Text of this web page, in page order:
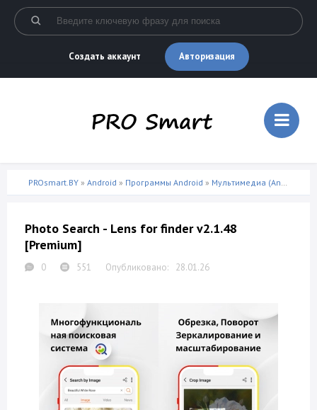
Создать аккаунт Авторизация
PROsmart.BY » Android » Программы Android » Мультимедиа (Android)
Photo Search - Lens for finder v2.1.48
[Premium]
28.01.26
0 551